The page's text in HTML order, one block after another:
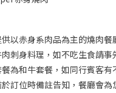
以赤身系肉品為主的燒肉餐
刺身料理，如不吃生食請事
為和牛套餐，如同行賓客有
訂位時備註告知，餐廳會為